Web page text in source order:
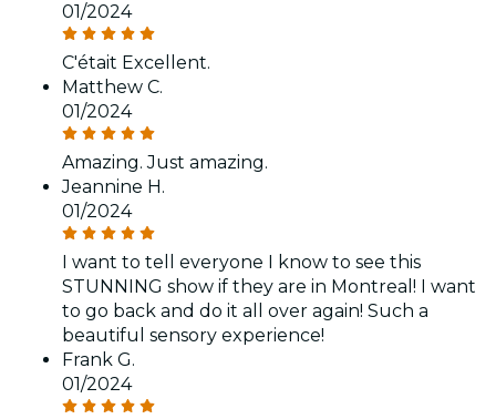
01/2024
C'était Excellent.
Matthew C.
01/2024
Amazing. Just amazing.
Jeannine H.
01/2024
I want to tell everyone I know to see this
STUNNING show if they are in Montreal! I want
to go back and do it all over again! Such a
beautiful sensory experience!
Frank G.
01/2024